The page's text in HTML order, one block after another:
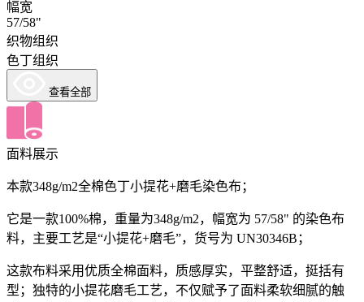
幅宽
57/58"
织物组织
色丁组织
查看全部
面料展示
本款348g/m2全棉色丁小提花+磨毛染色布；
它是一款100%棉，重量为348g/m2，幅宽为 57/58" 的染色布
料，主要工艺是“小提花+磨毛”，货号为 UN30346B；
这款布料采用优质全棉面料，质感厚实，平整舒适，挺括有
型；独特的小提花磨毛工艺，不仅赋予了面料柔软细腻的触